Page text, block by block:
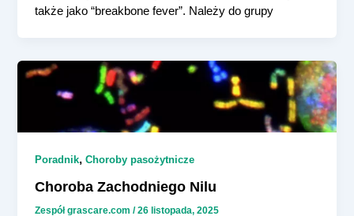
także jako “breakbone fever”. Należy do grupy
Poradnik,Choroby pasożytnicze
Choroba Zachodniego Nilu
Zespół grascare.com/26 listopada, 2025